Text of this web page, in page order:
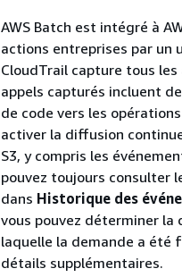
AWS Batch est intégré à
actions entreprises par un
CloudTrail capture tous les
appels capturés incluent
de code vers les
activer la diffusion
S3, y compris les
pouvez toujours consulter
dans Historique des
vous pouvez déterminer la
laquelle la demande a
détails supplémentaires.